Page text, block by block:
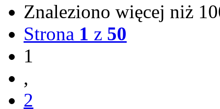
Znaleziono więcej niż
Strona 1 z 50
1
,
2